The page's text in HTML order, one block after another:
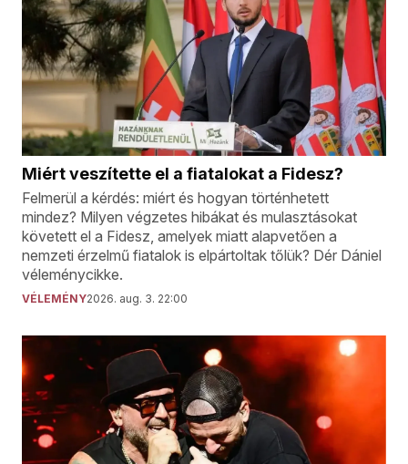
Miért veszítette el a fiatalokat a Fidesz?
Felmerül a kérdés: miért és hogyan történhetett
mindez? Milyen végzetes hibákat és mulasztásokat
követett el a Fidesz, amelyek miatt alapvetően a
nemzeti érzelmű fiatalok is elpártoltak tőlük? Dér Dániel
véleménycikke.
VÉLEMÉNY2026. aug. 3. 22:00